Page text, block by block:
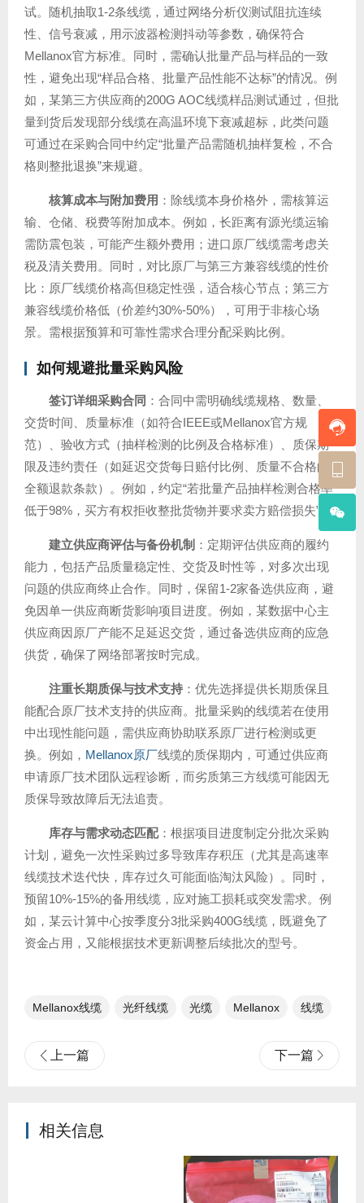
试。随机抽取1-2条线缆，通过网络分析仪测试阻抗连续
性、信号衰减，用示波器检测抖动等参数，确保符合
Mellanox官方标准。同时，需确认批量产品与样品的一致
性，避免出现“样品合格、批量产品性能不达标”的情况。例
如，某第三方供应商的200G AOC线缆样品测试通过，但批
量到货后发现部分线缆在高温环境下衰减超标，此类问题
可通过在采购合同中约定“批量产品需随机抽样复检，不合
格则整批退换”来规避。
核算成本与附加费用 ：除线缆本身价格外，需核算运
输、仓储、税费等附加成本。例如，长距离有源光缆运输
需防震包装，可能产生额外费用；进口原厂线缆需考虑关
税及清关费用。同时，对比原厂与第三方兼容线缆的性价
比：原厂线缆价格高但稳定性强，适合核心节点；第三方
兼容线缆价格低（价差约30%-50%），可用于非核心场
景。需根据预算和可靠性需求合理分配采购比例。
如何规避批量采购风险
签订详细采购合同 ：合同中需明确线缆规格、数量、
交货时间、质量标准（如符合IEEE或Mellanox官方规
范）、验收方式（抽样检测的比例及合格标准）、质保期
限及违约责任（如延迟交货每日赔付比例、质量不合格的
全额退款条款）。例如，约定“若批量产品抽样检测合格率
低于98%，买方有权拒收整批货物并要求卖方赔偿损失”。
建立供应商评估与备份机制 ：定期评估供应商的履约
能力，包括产品质量稳定性、交货及时性等，对多次出现
问题的供应商终止合作。同时，保留1-2家备选供应商，避
免因单一供应商断货影响项目进度。例如，某数据中心主
供应商因原厂产能不足延迟交货，通过备选供应商的应急
供货，确保了网络部署按时完成。
注重长期质保与技术支持 ：优先选择提供长期质保且
能配合原厂技术支持的供应商。批量采购的线缆若在使用
中出现性能问题，需供应商协助联系原厂进行检测或更
换。例如， Mellanox原厂线缆的质保期内，可通过供应商
申请原厂技术团队远程诊断，而劣质第三方线缆可能因无
质保导致故障后无法追责。
库存与需求动态匹配：根据项目进度制定分批次采购
计划，避免一次性采购过多导致库存积压（尤其是高速率
线缆技术迭代快，库存过久可能面临淘汰风险）。同时，
预留10%-15%的备用线缆，应对施工损耗或突发需求。例
如，某云计算中心按季度分3批采购400G线缆，既避免了
资金占用，又能根据技术更新调整后续批次的型号。
Mellanox线缆 光纤线缆​ 光缆 Mellanox 线缆
上一篇 下一篇
相关信息